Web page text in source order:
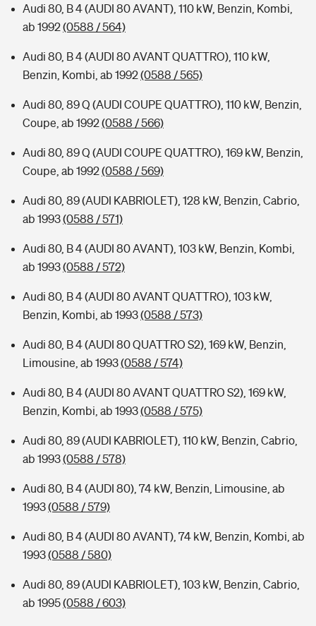
Audi 80, B 4 (AUDI 80 AVANT), 110 kW, Benzin, Kombi,
ab 1992(0588 / 564)
Audi 80, B 4 (AUDI 80 AVANT QUATTRO), 110 kW,
Benzin, Kombi, ab 1992(0588 / 565)
Audi 80, 89 Q (AUDI COUPE QUATTRO), 110 kW, Benzin,
Coupe, ab 1992(0588 / 566)
Audi 80, 89 Q (AUDI COUPE QUATTRO), 169 kW, Benzin,
Coupe, ab 1992(0588 / 569)
Audi 80, 89 (AUDI KABRIOLET), 128 kW, Benzin, Cabrio,
ab 1993(0588 / 571)
Audi 80, B 4 (AUDI 80 AVANT), 103 kW, Benzin, Kombi,
ab 1993(0588 / 572)
Audi 80, B 4 (AUDI 80 AVANT QUATTRO), 103 kW,
Benzin, Kombi, ab 1993(0588 / 573)
Audi 80, B 4 (AUDI 80 QUATTRO S2), 169 kW, Benzin,
Limousine, ab 1993(0588 / 574)
Audi 80, B 4 (AUDI 80 AVANT QUATTRO S2), 169 kW,
Benzin, Kombi, ab 1993(0588 / 575)
Audi 80, 89 (AUDI KABRIOLET), 110 kW, Benzin, Cabrio,
ab 1993(0588 / 578)
Audi 80, B 4 (AUDI 80), 74 kW, Benzin, Limousine, ab
1993(0588 / 579)
Audi 80, B 4 (AUDI 80 AVANT), 74 kW, Benzin, Kombi, ab
1993(0588 / 580)
Audi 80, 89 (AUDI KABRIOLET), 103 kW, Benzin, Cabrio,
ab 1995(0588 / 603)